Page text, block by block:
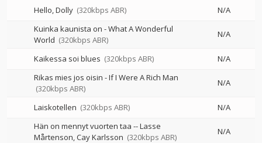
Hello, Dolly (320kbps ABR)
N/A
Kuinka kaunista on - What A Wonderful
World (320kbps ABR)
N/A
Kaikessa soi blues (320kbps ABR)
N/A
Rikas mies jos oisin - If I Were A Rich Man
(320kbps ABR)
N/A
Laiskotellen (320kbps ABR)
N/A
Hän on mennyt vuorten taa --Lasse
Mårtenson Cay Karlsson (320kbps ABR)
N/A